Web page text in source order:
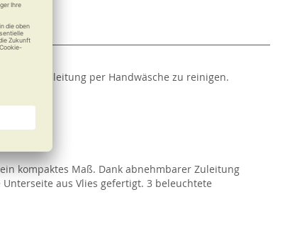
Zuleitung per Handwäsche zu reinigen.
kompaktes Maß. Dank abnehmbarer Zuleitung
aus Vlies gefertigt. 3 beleuchtete